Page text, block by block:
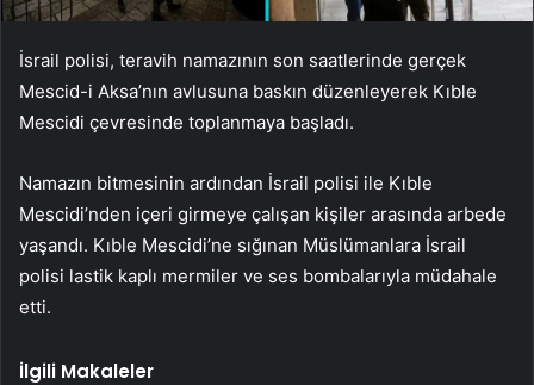
İsrail polisi, teravih namazının son saatlerinde gerçek
Mescid-i Aksa’nın avlusuna baskın düzenleyerek Kıble
Mescidi çevresinde toplanmaya başladı.
Namazın bitmesinin ardından İsrail polisi ile Kıble
Mescidi’nden içeri girmeye çalışan kişiler arasında arbede
yaşandı. Kıble Mescidi’ne sığınan Müslümanlara İsrail
polisi lastik kaplı mermiler ve ses bombalarıyla müdahale
etti.
İlgili Makaleler